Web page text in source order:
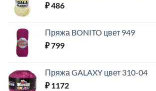
₽486
Пряжа BONITO цвет 949
₽799
Пряжа GALAXY цвет 310-04
₽1172